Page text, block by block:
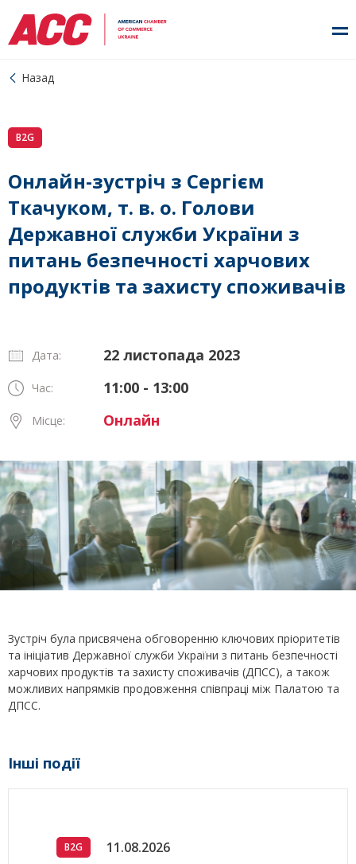
Назад
B2G
Онлайн-зустріч з Сергієм
Ткачуком, т. в. о. Голови
Державної служби України з
питань безпечності харчових
продуктів та захисту споживачів
Дата: 22 листопада 2023
Час: 11:00 - 13:00
Місце: Онлайн
Зустріч була присвячена обговоренню ключових пріоритетів
та ініціатив Державної служби України з питань безпечності
харчових продуктів та захисту споживачів (ДПСС), а також
можливих напрямків продовження співпраці між Палатою та
ДПСС.
Інші події
B2G 11.08.2026